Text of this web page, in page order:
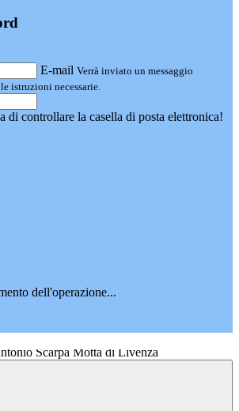
E-mail Verrà inviato un messaggio
istruzioni necessarie.
di controllare la casella di posta elettronica!
dell'operazione...